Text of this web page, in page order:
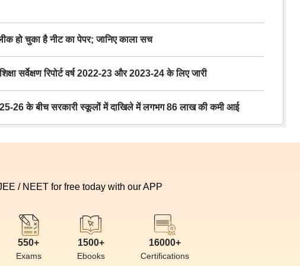
हो चुका है नीट का पेपर; जानिए काला सच
सर्वेक्षण रिपोर्ट वर्ष 2022-23 और 2023-24 के लिए जारी
26 के बीच सरकारी स्कूलों में दाखिले में लगभग 86 लाख की कमी आई
/ NEET for free today with our APP
550+
Exams
1500+
Ebooks
16000+
Certifications